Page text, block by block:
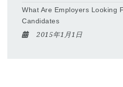
What Are Employers Looking
Candidates
2015年1月1日